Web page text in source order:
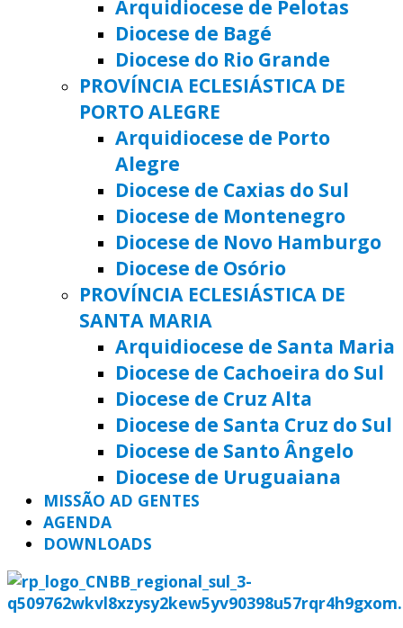
Arquidiocese de Pelotas
Diocese de Bagé
Diocese do Rio Grande
PROVÍNCIA ECLESIÁSTICA DE
PORTO ALEGRE
Arquidiocese de Porto
Alegre
Diocese de Caxias do Sul
Diocese de Montenegro
Diocese de Novo Hamburgo
Diocese de Osório
PROVÍNCIA ECLESIÁSTICA DE
SANTA MARIA
Arquidiocese de Santa Maria
Diocese de Cachoeira do Sul
Diocese de Cruz Alta
Diocese de Santa Cruz do Sul
Diocese de Santo Ângelo
Diocese de Uruguaiana
MISSÃO AD GENTES
AGENDA
DOWNLOADS